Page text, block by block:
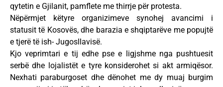
qytetin e Gjilanit, pamflete me thirrje për protesta.
Nëpërmjet këtyre organizimeve synohej avancimi i
statusit të Kosovës, dhe barazia e shqiptarëve me popujtë
e tjerë të ish- Jugosllavisë.
Kjo veprimtari e tij edhe pse e ligjshme nga pushtuesit
serbë dhe lojalistët e tyre konsiderohet si akt armiqësor.
Nexhati paraburgoset dhe dënohet me dy muaj burgim